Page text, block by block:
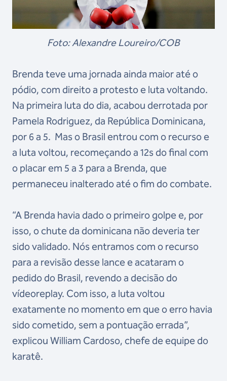
Foto: Alexandre Loureiro/COB
Brenda teve uma jornada ainda maior até o
pódio, com direito a protesto e luta voltando.
Na primeira luta do dia, acabou derrotada por
Pamela Rodriguez, da República Dominicana,
por 6 a 5. Mas o Brasil entrou com o recurso e
a luta voltou, recomeçando a 12s do final com
o placar em 5 a 3 para a Brenda, que
permaneceu inalterado até o fim do combate.
“A Brenda havia dado o primeiro golpe e, por
isso, o chute da dominicana não deveria ter
sido validado. Nós entramos com o recurso
para a revisão desse lance e acataram o
pedido do Brasil, revendo a decisão do
vídeoreplay. Com isso, a luta voltou
exatamente no momento em que o erro havia
sido cometido, sem a pontuação errada”,
explicou William Cardoso, chefe de equipe do
karatê.